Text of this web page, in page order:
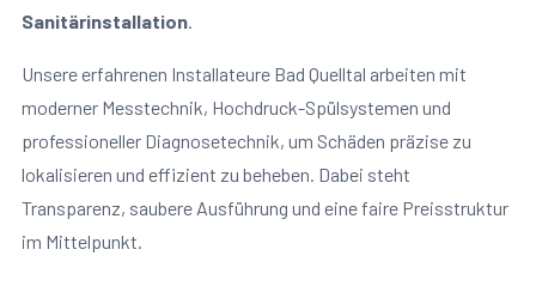
Sanitärinstallation.
Unsere erfahrenen Installateure Bad Quelltal arbeiten mit
moderner Messtechnik, Hochdruck-Spülsystemen und
professioneller Diagnosetechnik, um Schäden präzise zu
lokalisieren und effizient zu beheben. Dabei steht
Transparenz, saubere Ausführung und eine faire Preisstruktur
im Mittelpunkt.